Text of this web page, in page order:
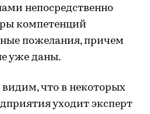
непосредственно
компетенций
пожелания, причем
уже даны.
что в некоторых
уходит эксперт